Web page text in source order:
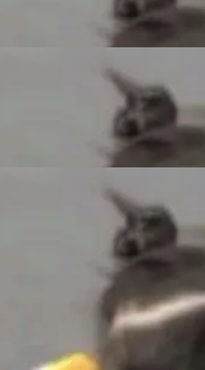
包
得
发
基百
内
站
R
、